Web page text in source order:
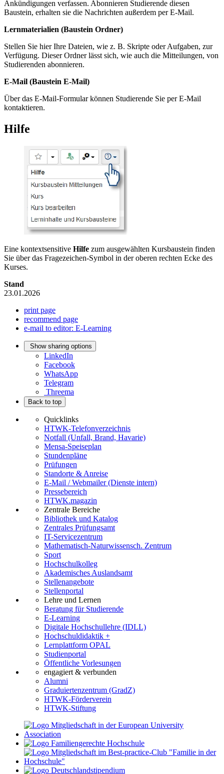
Ankündigungen verfassen. Abonnieren Studierende diesen
Baustein, erhalten sie die Nachrichten außerdem per E-Mail.
Lernmaterialien (Baustein Ordner)
Stellen Sie hier Ihre Dateien, wie z. B. Skripte oder Aufgaben, zur
Verfügung. Dieser Ordner lässt sich, wie auch die Mitteilungen, von
Studierenden abonnieren.
E-Mail (Baustein E-Mail)
Über das E-Mail-Formular können Studierende Sie per E-Mail
kontaktieren.
Hilfe
Eine kontextsensitive Hilfe zum ausgewählten Kursbaustein finden
Sie über das Fragezeichen-Symbol in der oberen rechten Ecke des
Kurses.
Stand
23.01.2026
print page
recommend page
e-mail to editor: E-Learning
Show sharing options
LinkedIn
Facebook
WhatsApp
Telegram
Threema
Back to top
Quicklinks
HTWK-Telefonverzeichnis
Notfall (Unfall, Brand, Havarie)
Mensa-Speiseplan
Stundenpläne
Prüfungen
Standorte & Anreise
E-Mail / Webmailer (Dienste intern)
Pressebereich
HTWK.magazin
Zentrale Bereiche
Bibliothek und Katalog
Zentrales Prüfungsamt
IT-Servicezentrum
Mathematisch-Naturwissensch. Zentrum
Sport
Hochschulkolleg
Akademisches Auslandsamt
Stellenangebote
Stellenportal
Lehre und Lernen
Beratung für Studierende
E-Learning
Digitale Hochschullehre (IDLL)
Hochschuldidaktik +
Lernplattform OPAL
Studienportal
Öffentliche Vorlesungen
engagiert & verbunden
Alumni
Graduiertenzentrum (GradZ)
HTWK-Förderverein
HTWK-Stiftung